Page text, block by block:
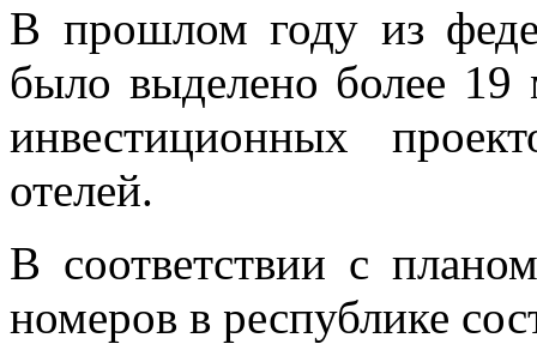
В прошлом году из
было выделено более 19
инвестиционных
отелей.
В соответствии с
номеров в республике